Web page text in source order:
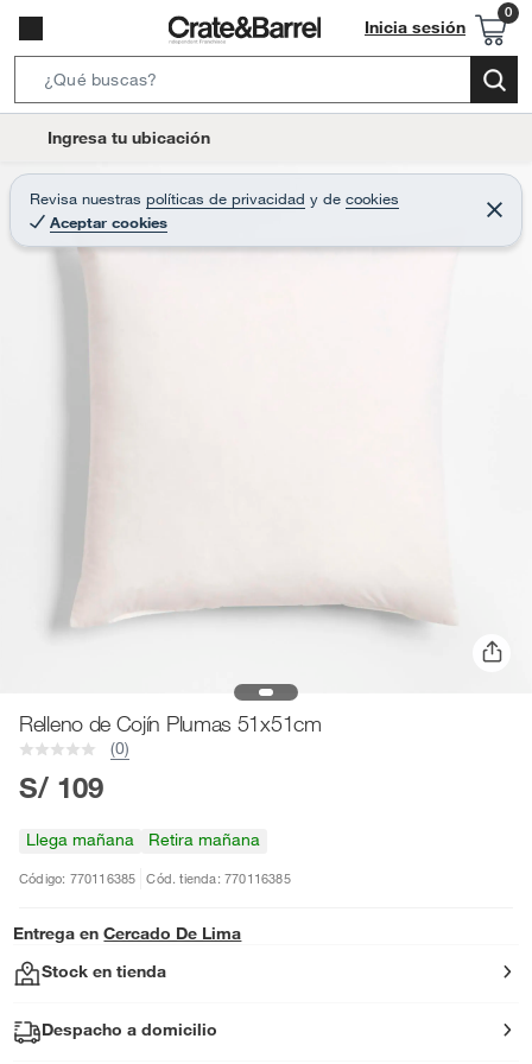
Inicia sesión
e
r
c
t
Ingresa tu ubicación
Revisa nuestras políticas de privacidad y de cookies
Aceptar cookies
C
e
r
Relleno de Cojín Plumas 51x51cm
(0)
S/ 109
Llega mañana Retira mañana
Código: 770116385 Cód. tienda: 770116385
Entrega en Cercado De Lima
Stock en tienda
Despacho a domicilio